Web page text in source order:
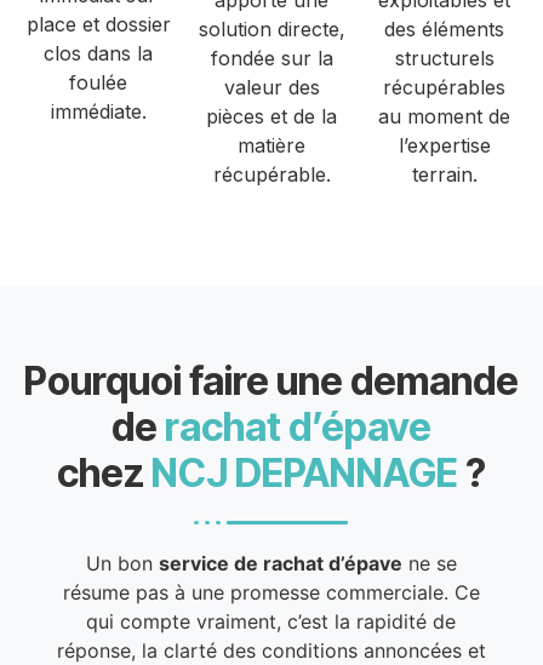
place et dossier
clos dans la
foulée
immédiate.
solution directe,
fondée sur la
valeur des
pièces et de la
matière
récupérable.
des éléments
structurels
récupérables
au moment de
l’expertise
terrain.
Pourquoi faire une demande
de rachat d’épave
chez NCJ DEPANNAGE ?
Un bon service de rachat d’épave ne se
résume pas à une promesse commerciale. Ce
qui compte vraiment, c’est la rapidité de
réponse, la clarté des conditions annoncées et